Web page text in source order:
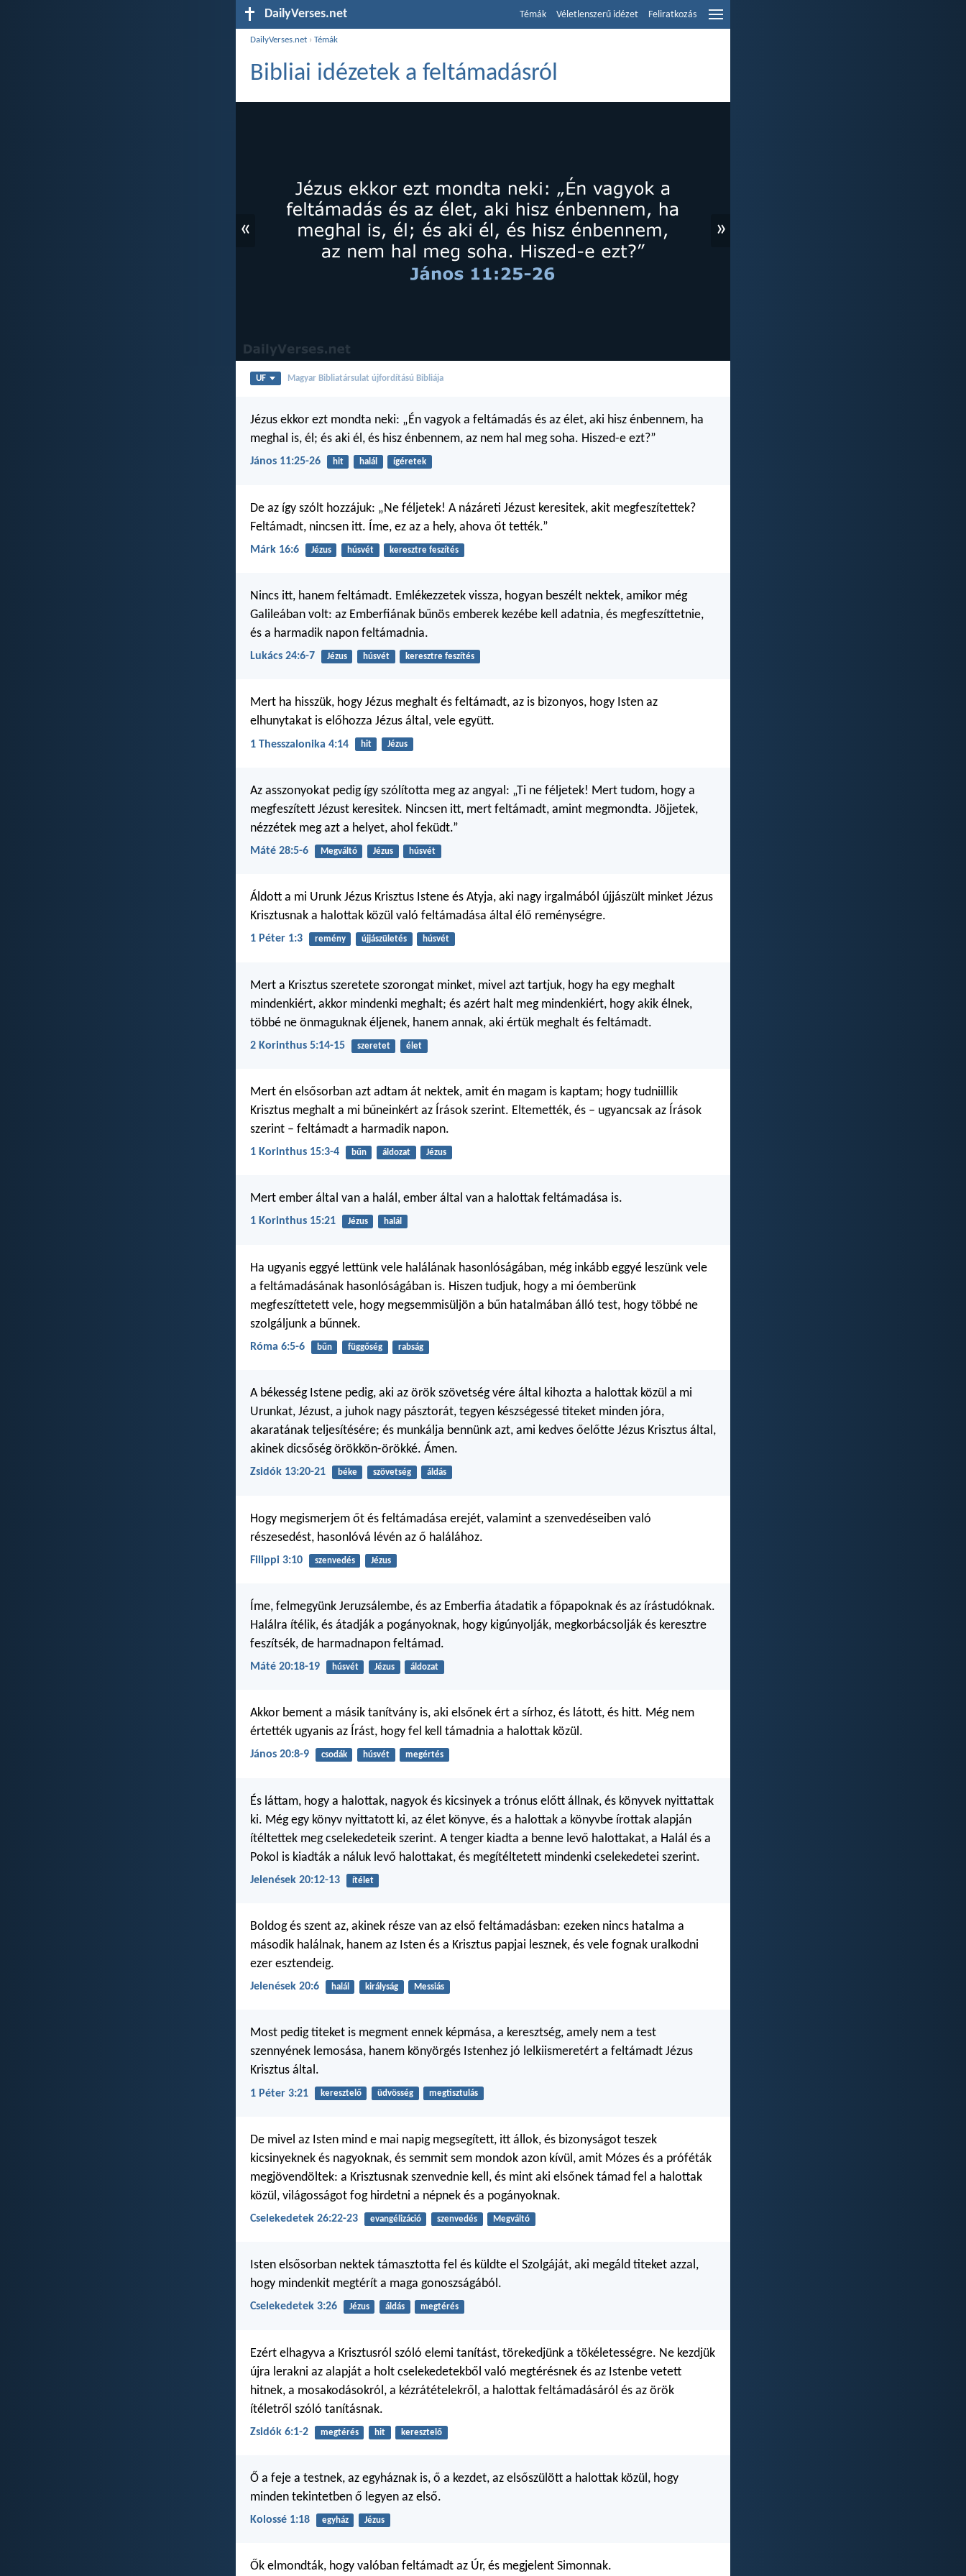
DailyVerses.net Témák Véletlenszerű idézet Feliratkozás
DailyVerses.net ›Témák
Bibliai idézetek a feltámadásról
« »
UF Magyar Bibliatársulat újfordítású Bibliája
Jézus ekkor ezt mondta neki: „Én vagyok a feltámadás és az élet, aki hisz énbennem, ha
meghal is, él; és aki él, és hisz énbennem, az nem hal meg soha. Hiszed-e ezt?”
János 11:25-26 hit halál ígéretek
De az így szólt hozzájuk: „Ne féljetek! A názáreti Jézust keresitek, akit megfeszítettek?
Feltámadt, nincsen itt. Íme, ez az a hely, ahova őt tették.”
Márk 16:6 Jézus húsvét keresztre feszítés
Nincs itt, hanem feltámadt. Emlékezzetek vissza, hogyan beszélt nektek, amikor még
Galileában volt: az Emberfiának bűnös emberek kezébe kell adatnia, és megfeszíttetnie,
és a harmadik napon feltámadnia.
Lukács 24:6-7 Jézus húsvét keresztre feszítés
Mert ha hisszük, hogy Jézus meghalt és feltámadt, az is bizonyos, hogy Isten az
elhunytakat is előhozza Jézus által, vele együtt.
1 Thesszalonika 4:14 hit Jézus
Az asszonyokat pedig így szólította meg az angyal: „Ti ne féljetek! Mert tudom, hogy a
megfeszített Jézust keresitek. Nincsen itt, mert feltámadt, amint megmondta. Jöjjetek,
nézzétek meg azt a helyet, ahol feküdt.”
Máté 28:5-6 Megváltó Jézus húsvét
Áldott a mi Urunk Jézus Krisztus Istene és Atyja, aki nagy irgalmából újjászült minket Jézus
Krisztusnak a halottak közül való feltámadása által élő reménységre.
1 Péter 1:3 remény újjászületés húsvét
Mert a Krisztus szeretete szorongat minket, mivel azt tartjuk, hogy ha egy meghalt
mindenkiért, akkor mindenki meghalt; és azért halt meg mindenkiért, hogy akik élnek,
többé ne önmaguknak éljenek, hanem annak, aki értük meghalt és feltámadt.
2 Korinthus 5:14-15 szeretet élet
Mert én elsősorban azt adtam át nektek, amit én magam is kaptam; hogy tudniillik
Krisztus meghalt a mi bűneinkért az Írások szerint. Eltemették, és – ugyancsak az Írások
szerint – feltámadt a harmadik napon.
1 Korinthus 15:3-4 bűn áldozat Jézus
Mert ember által van a halál, ember által van a halottak feltámadása is.
1 Korinthus 15:21 Jézus halál
Ha ugyanis eggyé lettünk vele halálának hasonlóságában, még inkább eggyé leszünk vele
a feltámadásának hasonlóságában is. Hiszen tudjuk, hogy a mi óemberünk
megfeszíttetett vele, hogy megsemmisüljön a bűn hatalmában álló test, hogy többé ne
szolgáljunk a bűnnek.
Róma 6:5-6 bűn függőség rabság
A békesség Istene pedig, aki az örök szövetség vére által kihozta a halottak közül a mi
Urunkat, Jézust, a juhok nagy pásztorát, tegyen készségessé titeket minden jóra,
akaratának teljesítésére; és munkálja bennünk azt, ami kedves őelőtte Jézus Krisztus által,
akinek dicsőség örökkön-örökké. Ámen.
Zsidók 13:20-21 béke szövetség áldás
Hogy megismerjem őt és feltámadása erejét, valamint a szenvedéseiben való
részesedést, hasonlóvá lévén az ő halálához.
Filippi 3:10 szenvedés Jézus
Íme, felmegyünk Jeruzsálembe, és az Emberfia átadatik a főpapoknak és az írástudóknak.
Halálra ítélik, és átadják a pogányoknak, hogy kigúnyolják, megkorbácsolják és keresztre
feszítsék, de harmadnapon feltámad.
Máté 20:18-19 húsvét Jézus áldozat
Akkor bement a másik tanítvány is, aki elsőnek ért a sírhoz, és látott, és hitt. Még nem
értették ugyanis az Írást, hogy fel kell támadnia a halottak közül.
János 20:8-9 csodák húsvét megértés
És láttam, hogy a halottak, nagyok és kicsinyek a trónus előtt állnak, és könyvek nyittattak
ki. Még egy könyv nyittatott ki, az élet könyve, és a halottak a könyvbe írottak alapján
ítéltettek meg cselekedeteik szerint. A tenger kiadta a benne levő halottakat, a Halál és a
Pokol is kiadták a náluk levő halottakat, és megítéltetett mindenki cselekedetei szerint.
Jelenések 20:12-13 ítélet
Boldog és szent az, akinek része van az első feltámadásban: ezeken nincs hatalma a
második halálnak, hanem az Isten és a Krisztus papjai lesznek, és vele fognak uralkodni
ezer esztendeig.
Jelenések 20:6 halál királyság Messiás
Most pedig titeket is megment ennek képmása, a keresztség, amely nem a test
szennyének lemosása, hanem könyörgés Istenhez jó lelkiismeretért a feltámadt Jézus
Krisztus által.
1 Péter 3:21 keresztelő üdvösség megtisztulás
De mivel az Isten mind e mai napig megsegített, itt állok, és bizonyságot teszek
kicsinyeknek és nagyoknak, és semmit sem mondok azon kívül, amit Mózes és a próféták
megjövendöltek: a Krisztusnak szenvednie kell, és mint aki elsőnek támad fel a halottak
közül, világosságot fog hirdetni a népnek és a pogányoknak.
Cselekedetek 26:22-23 evangélizáció szenvedés Megváltó
Isten elsősorban nektek támasztotta fel és küldte el Szolgáját, aki megáld titeket azzal,
hogy mindenkit megtérít a maga gonoszságából.
Cselekedetek 3:26 Jézus áldás megtérés
Ezért elhagyva a Krisztusról szóló elemi tanítást, törekedjünk a tökéletességre. Ne kezdjük
újra lerakni az alapját a holt cselekedetekből való megtérésnek és az Istenbe vetett
hitnek, a mosakodásokról, a kézrátételekről, a halottak feltámadásáról és az örök
ítéletről szóló tanításnak.
Zsidók 6:1-2 megtérés hit keresztelő
Ő a feje a testnek, az egyháznak is, ő a kezdet, az elsőszülött a halottak közül, hogy
minden tekintetben ő legyen az első.
Kolossé 1:18 egyház Jézus
Ők elmondták, hogy valóban feltámadt az Úr, és megjelent Simonnak.